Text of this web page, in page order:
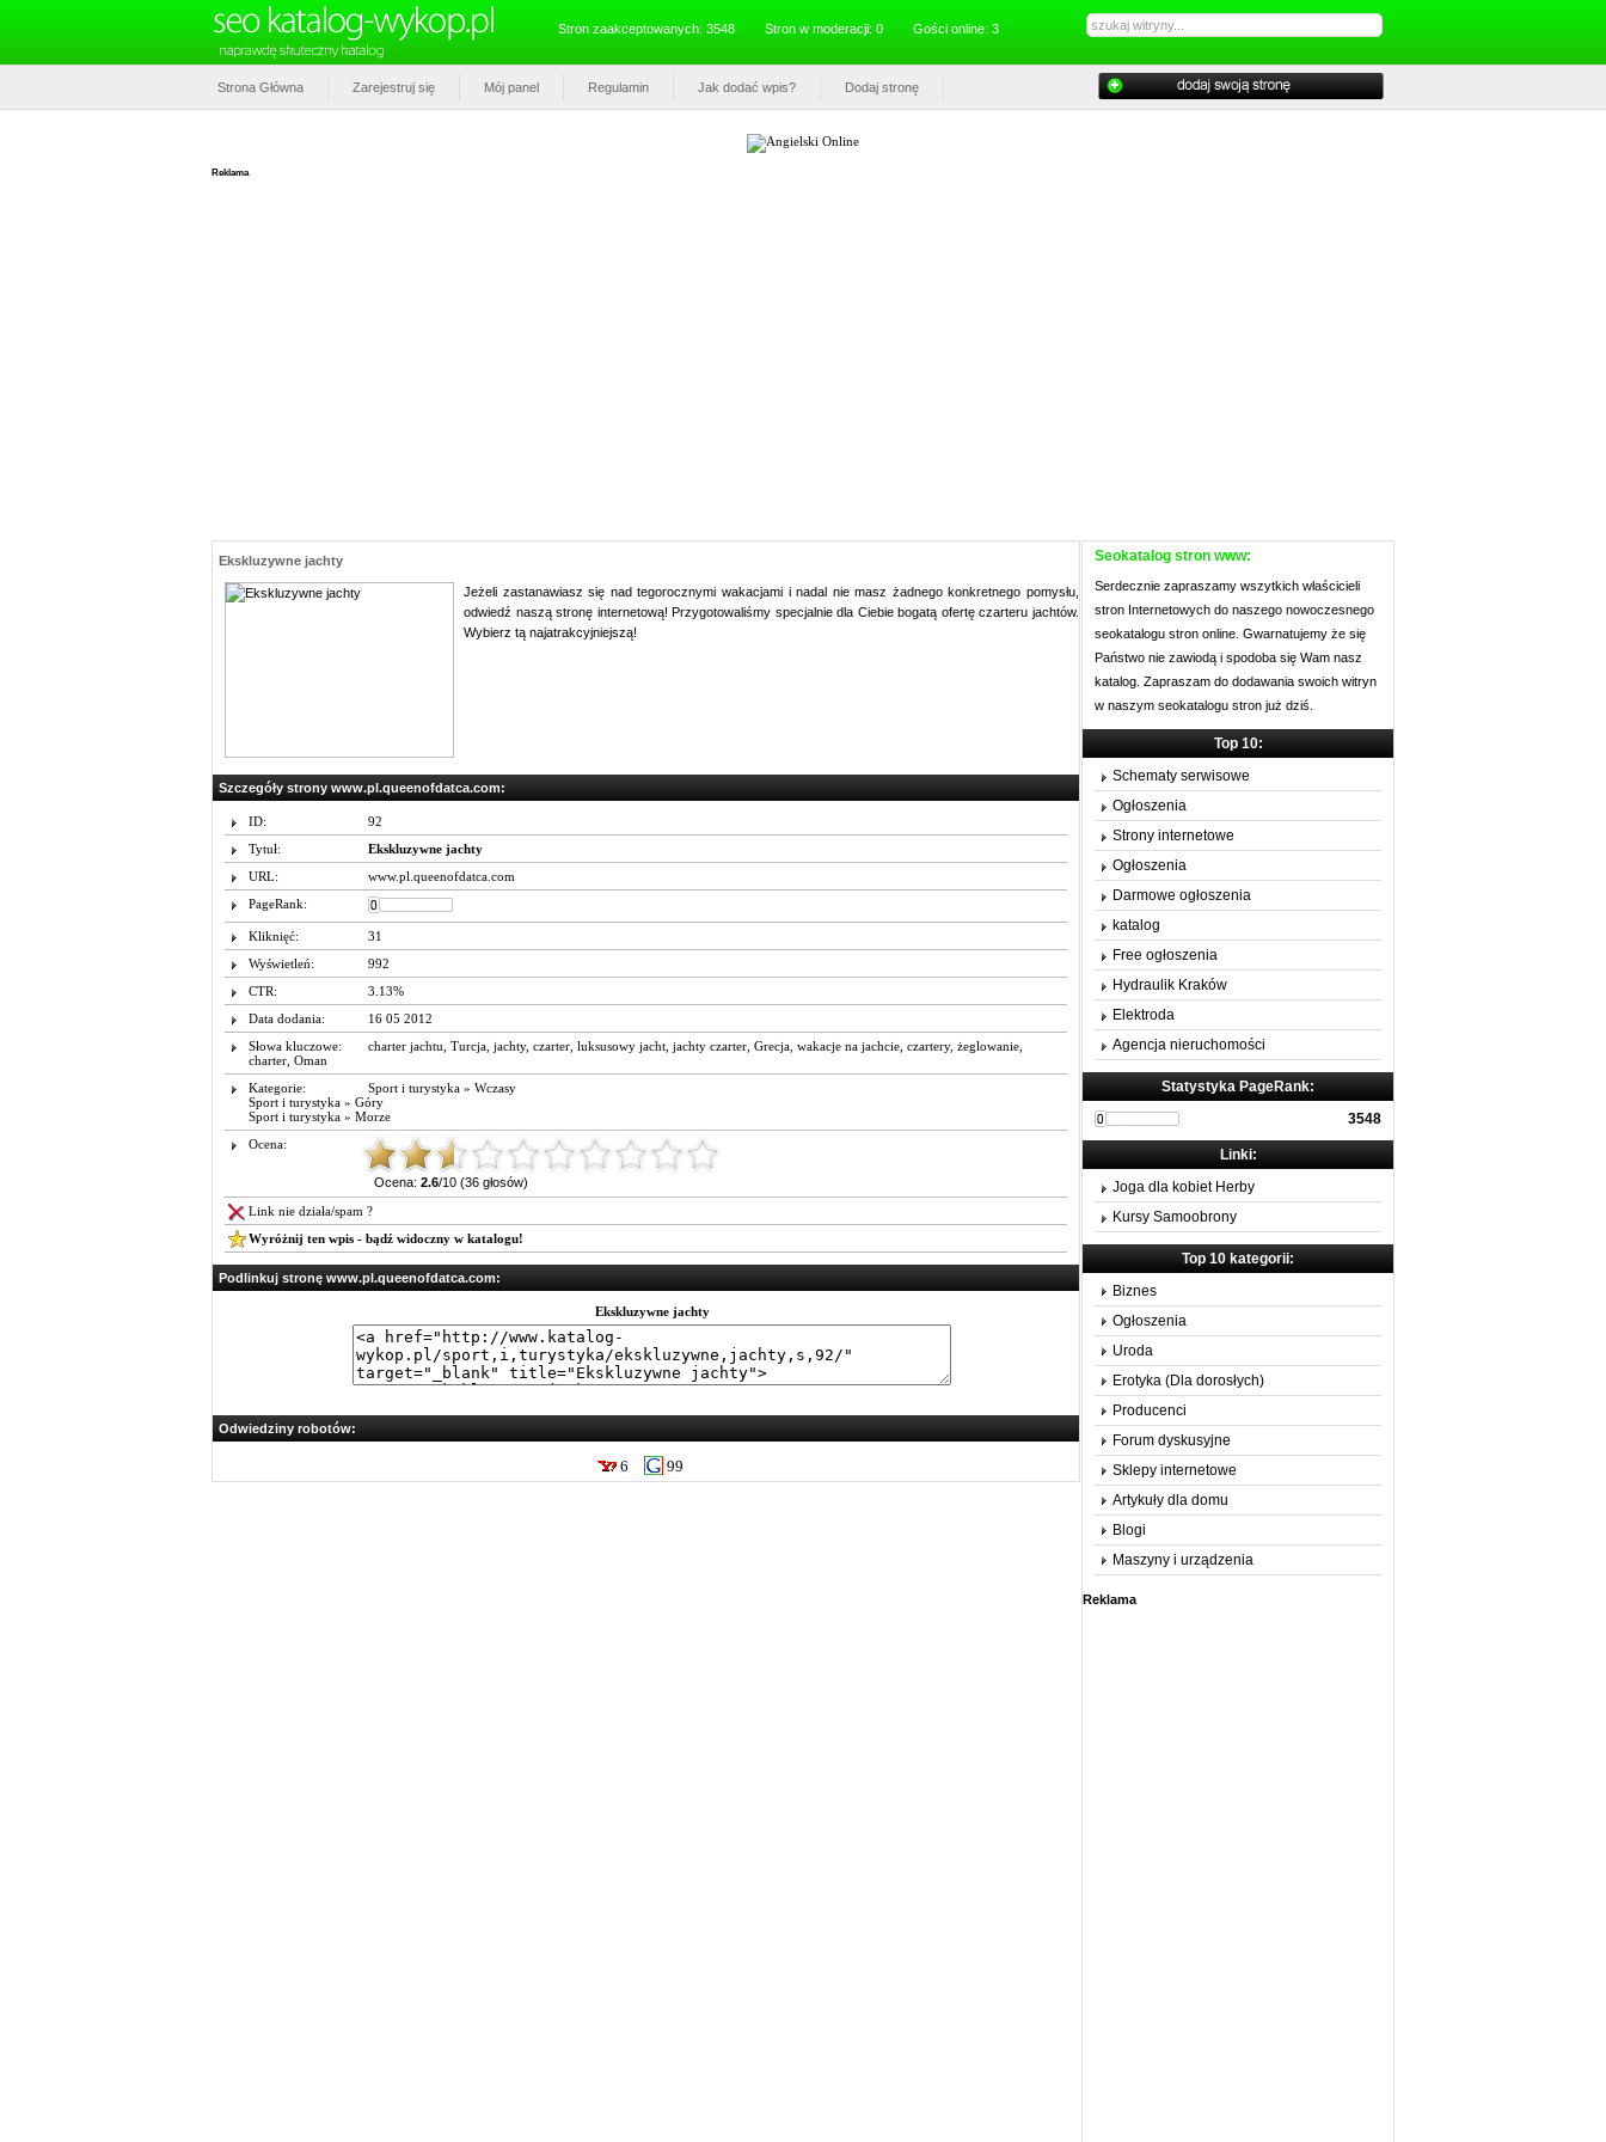
Stron zaakceptowanych: 3548 Stron w moderacji: 0 Gości online: 3
Strona Główna Zarejestruj się Mój panel Regulamin Jak dodać wpis? Dodaj stronę
Reklama
Seokatalog stron www:
Serdecznie zapraszamy wszytkich właścicieli
stron Internetowych do naszego nowoczesnego
seokatalogu stron online. Gwarnatujemy że się
Państwo nie zawiodą i spodoba się Wam nasz
katalog. Zapraszam do dodawania swoich witryn
w naszym seokatalogu stron już dziś.
Top 10:
Schematy serwisowe
Ogłoszenia
Strony internetowe
Ogłoszenia
Darmowe ogłoszenia
katalog
Free ogłoszenia
Hydraulik Kraków
Elektroda
Agencja nieruchomości
Statystyka PageRank:
3548
Linki:
Joga dla kobiet Herby
Kursy Samoobrony
Top 10 kategorii:
Biznes
Ogłoszenia
Uroda
Erotyka (Dla dorosłych)
Producenci
Forum dyskusyjne
Sklepy internetowe
Artykuły dla domu
Blogi
Maszyny i urządzenia
Reklama
Ekskluzywne jachty
Jeżeli zastanawiasz się nad tegorocznymi wakacjami i nadal nie masz żadnego konkretnego pomysłu,
odwiedź naszą stronę internetową! Przygotowaliśmy specjalnie dla Ciebie bogatą ofertę czarteru jachtów.
Wybierz tą najatrakcyjniejszą!
Szczegóły strony www.pl.queenofdatca.com:
ID:
92
Tytuł:
Ekskluzywne jachty
URL:
www.pl.queenofdatca.com
PageRank:
Kliknięć:
31
Wyświetleń:
992
CTR:
3.13%
Data dodania:
16 05 2012
Słowa kluczowe:
charter jachtu Turcja jachty, czarter luksusowy jacht jachty czarter Grecja wakacje na jachcie czartery, żeglowanie
charter Oman
Kategorie:
Sport i turystyka » Wczasy
Sport i turystyka » Góry
Sport i turystyka » Morze
Ocena:
Ocena: 2.6/10 (36 głosów)
Link nie działa/spam ?
Wyróżnij ten wpis - bądź widoczny w katalogu!
Podlinkuj stronę www.pl.queenofdatca.com:
Ekskluzywne jachty
Odwiedziny robotów:
6 99